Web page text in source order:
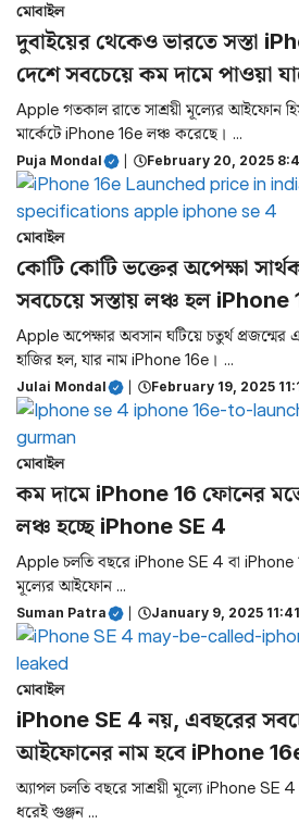
মোবাইল
দুবাইয়ের থেকেও ভারতে সস্তা
দেশে সবচেয়ে কম দামে পাওয়া
Apple গতকাল রাতে সাশ্রয়ী মূল্যের আইফোন
মার্কেটে iPhone 16e লঞ্চ করেছে। ...
Puja Mondal February 20, 2025
মোবাইল
কোটি কোটি ভক্তের অপেক্ষা
সবচেয়ে সস্তায় লঞ্চ হল iPhone
Apple অপেক্ষার অবসান ঘটিয়ে চতুর্থ প্রজন্মের
হাজির হল, যার নাম iPhone 16e। ...
Julai Mondal February 19, 2025
মোবাইল
কম দামে iPhone 16 ফোনের মতো
লঞ্চ হচ্ছে iPhone SE 4
Apple চলতি বছরে iPhone SE 4 বা iPhone
মূল্যের আইফোন ...
Suman Patra January 9, 2025
মোবাইল
iPhone SE 4 নয়, এবছরের
আইফোনের নাম হবে iPhone
অ্যাপল চলতি বছরে সাশ্রয়ী মূল্যে iPhone
ধরেই গুঞ্জন ...